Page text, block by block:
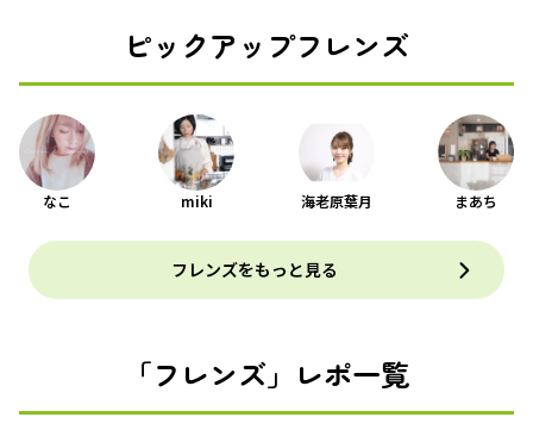
ピックアップフレンズ
なこ miki 海老原葉月 まあち
フレンズをもっと見る
「フレンズ」レポ一覧